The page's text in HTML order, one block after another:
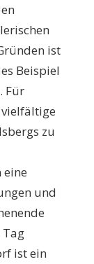
ist
Beispiel
Für
zu
und
Tag
ist ein